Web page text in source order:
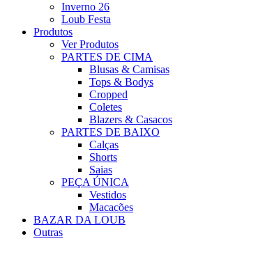
Inverno 26
Loub Festa
Produtos
Ver Produtos
PARTES DE CIMA
Blusas & Camisas
Tops & Bodys
Cropped
Coletes
Blazers & Casacos
PARTES DE BAIXO
Calças
Shorts
Saias
PEÇA ÚNICA
Vestidos
Macacões
BAZAR DA LOUB
Outras